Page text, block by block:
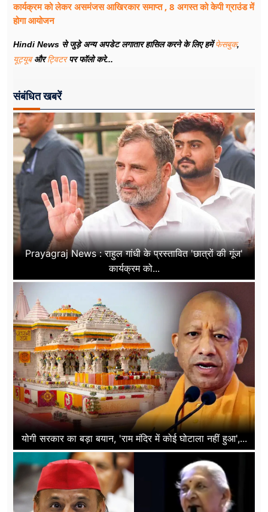
कार्यक्रम को लेकर असमंजस आखिरकार समाप्त , 8 अगस्त को केपी ग्राउंड में
होगा आयोजन
Hindi News से जुड़े अन्य अपडेट लगातार हासिल करने के लिए हमेंफेसबुक,
यूट्यूबऔरट्विटरपर फॉलो करे...
संबंधित खबरें
Prayagraj News : राहुल गांधी के प्रस्तावित 'छात्रों की गूंज'
कार्यक्रम को...
योगी सरकार का बड़ा बयान, 'राम मंदिर में कोई घोटाला नहीं हुआ',...